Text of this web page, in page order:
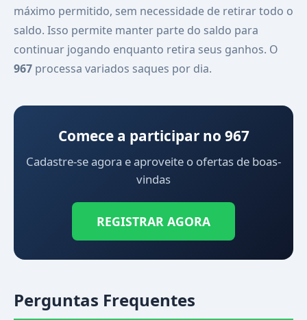
máximo permitido, sem necessidade de retirar todo o
saldo. Isso permite manter parte do saldo para
continuar jogando enquanto retira seus ganhos. O
967 processa variados saques por dia.
Comece a participar no 967
Cadastre-se agora e aproveite o ofertas de boas-
vindas
REGISTRAR AGORA
Perguntas Frequentes